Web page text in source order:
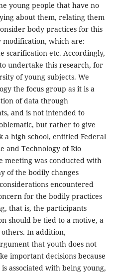
young people that have no
about them, relating them
body practices for this
modification, which are:
scarification etc. Accordingly,
undertake this research, for
of young subjects. We
the focus group as it is a
of data through
and is not intended to
but rather to give
a high school, entitled Federal
and Technology of Rio
meeting was conducted with
of the bodily changes
encountered
for the bodily practices
that is, the participants
should be tied to a motive, a
In addition,
that youth does not
important decisions because
associated with being young,